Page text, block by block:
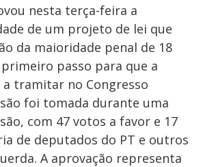
nesta terça-feira a
de um projeto de lei que
da maioridade penal de 18
passo para que a
a tramitar no Congresso
foi tomada durante uma
com 47 votos a favor e 17
de deputados do PT e outros
A aprovação representa